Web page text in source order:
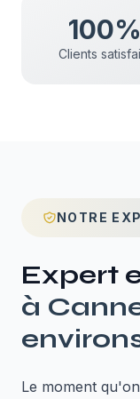
100%
Clients
NOTRE
Expert
à
Le moment